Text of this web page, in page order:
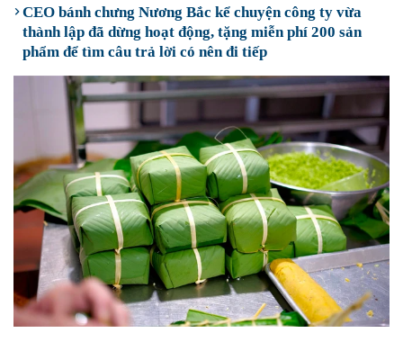
CEO bánh chưng Nương Bắc kể chuyện công ty vừa
thành lập đã dừng hoạt động, tặng miễn phí 200 sản
phẩm để tìm câu trả lời có nên đi tiếp